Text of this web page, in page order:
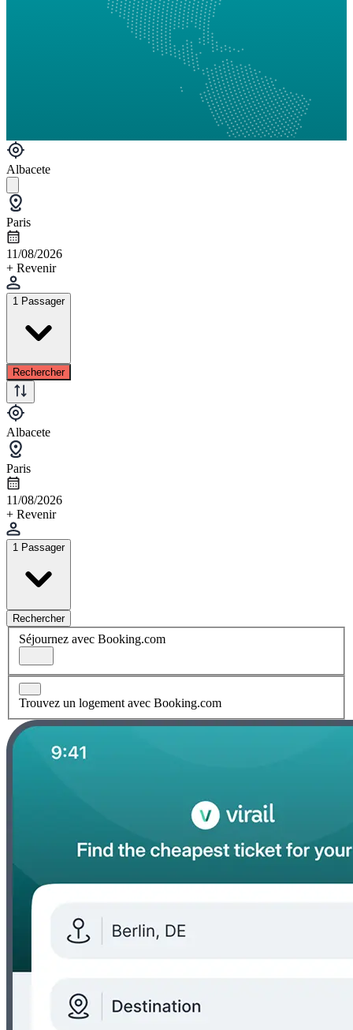
Albacete
Paris
11/08/2026
+ Revenir
1 Passager
Rechercher
Albacete
Paris
11/08/2026
+ Revenir
1 Passager
Rechercher
Séjournez avec Booking.com
Trouvez un logement avec Booking.com